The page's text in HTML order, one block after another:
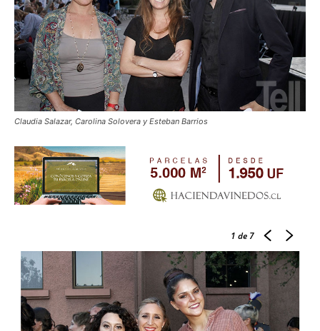
Claudia Salazar, Carolina Solovera y Esteban Barrios
1 de 7